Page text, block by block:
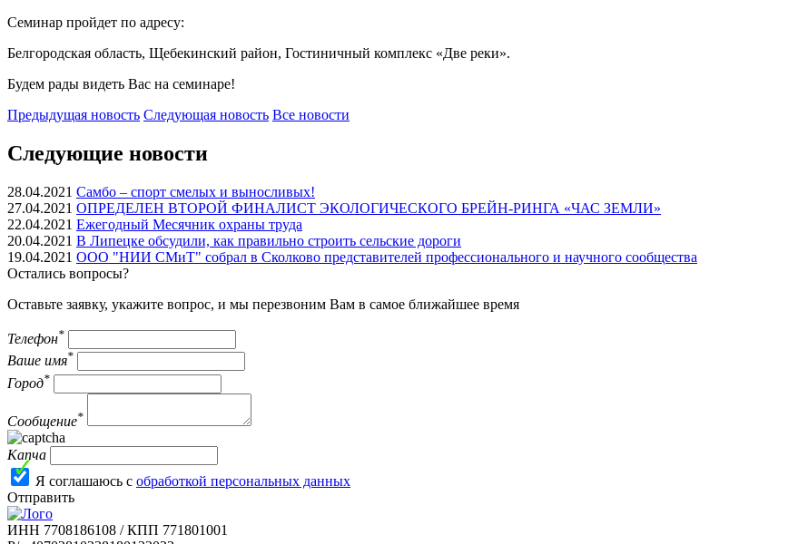
Семинар пройдет по адресу:
Белгородская область, Щебекинский район, Гостиничный комплекс «Две реки».
Будем рады видеть Вас на семинаре!
Предыдущая новость Следующая новость Все новости
Следующие новости
28.04.2021 Самбо – спорт смелых и выносливых!
27.04.2021 ОПРЕДЕЛЕН ВТОРОЙ ФИНАЛИСТ ЭКОЛОГИЧЕСКОГО БРЕЙН-РИНГА «ЧАС ЗЕМЛИ»
22.04.2021 Ежегодный Месячник охраны труда
20.04.2021 В Липецке обсудили, как правильно строить сельские дороги
19.04.2021 ООО "НИИ СМиТ" собрал в Сколково представителей профессионального и научного сообщества
Остались вопросы?
Оставьте заявку, укажите вопрос, и мы перезвоним Вам в самое ближайшее время
Телефон*
Ваше имя*
Город*
Сообщение*
Капча
Я соглашаюсь с обработкой персональных данных
Отправить
ИНН 7708186108 / КПП 771801001